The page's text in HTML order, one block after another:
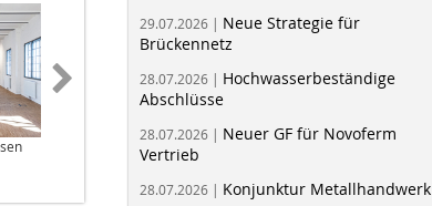
Fotos: Eric Chenal | Jansen &
Schüco Stahlsysteme Jansen
29.07.2026 | Neue Strategie für
Brückennetz
28.07.2026 | Hochwasserbeständige
Abschlüsse
28.07.2026 | Neuer GF für Novoferm
Vertrieb
28.07.2026 | Konjunktur Metallhandwerk